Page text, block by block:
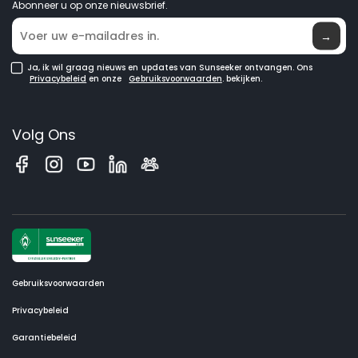
GPS robotmaaiers
Robotgrasmaaiers voor grote gazons
Waar te koop
Abonneer u op onze nieuwsbrief.
→
Ja, ik wil graag nieuws en updates van Sunseeker ontvangen. Ons
Privacybeleid en onze Gebruiksvoorwaarden. bekijken.
Volg Ons
Gebruiksvoorwaarden
Privacybeleid
Garantiebeleid